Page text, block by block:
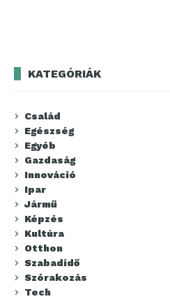
KATEGÓRIÁK
Család
Egészség
Egyéb
Gazdaság
Innováció
Ipar
Jármű
Képzés
Kultúra
Otthon
Szabadidő
Szórakozás
Tech